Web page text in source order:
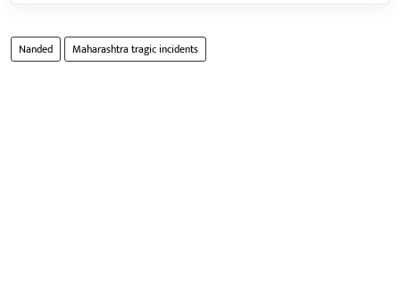
Nanded Maharashtra tragic incidents